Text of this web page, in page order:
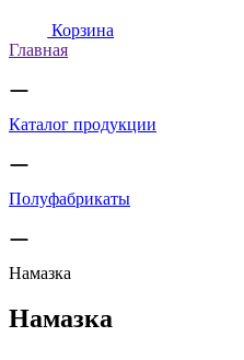
Корзина
Главная
Каталог продукции
Полуфабрикаты
Намазка
Намазка